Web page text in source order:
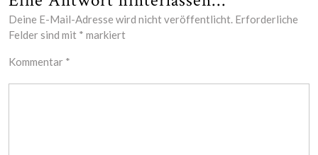
Deine E-Mail-Adresse wird nicht veröffentlicht. Erforderliche
Felder sind mit * markiert
Kommentar *